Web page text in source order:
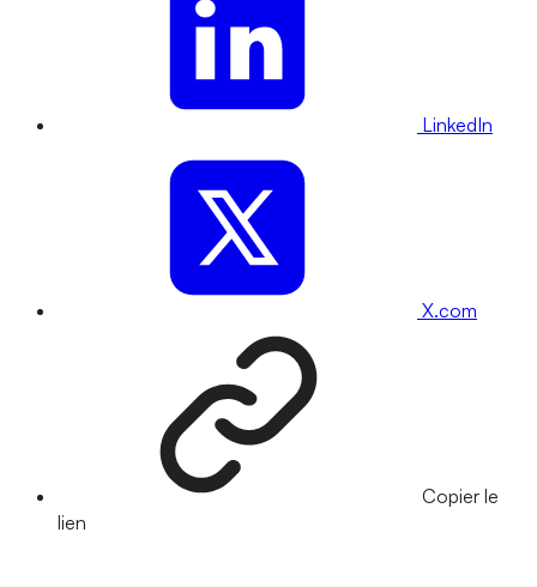
LinkedIn
X.com
Copier le
lien